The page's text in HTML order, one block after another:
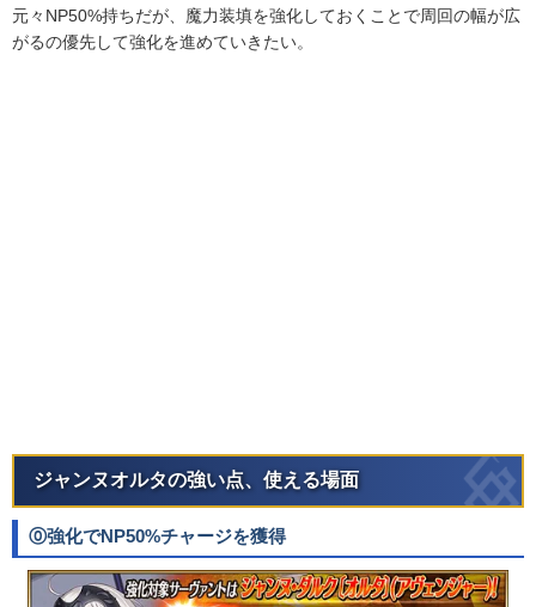
元々NP50%持ちだが、魔力装填を強化しておくことで周回の幅が広
がるの優先して強化を進めていきたい。
ジャンヌオルタの強い点、使える場面
⓪強化でNP50%チャージを獲得